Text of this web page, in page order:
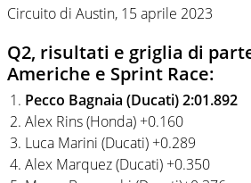
Circuito di Austin, 15 aprile 2023
Q2, risultati e griglia di
Americhe e Sprint Race:
Pecco Bagnaia (Ducati) 2:01.892
Alex Rins (Honda) +0.160
Luca Marini (Ducati) +0.289
Alex Marquez (Ducati) +0.350